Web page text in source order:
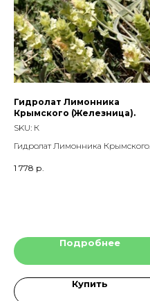
Гидролат Лимонника
Крымского (Железница).
SKU: К
Гидролат Лимонника Крымского
1 778 р.
Подробнее
Купить